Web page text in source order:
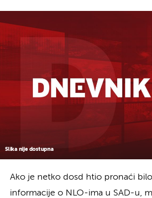
Slika nije dostupna
Ako je netko dosd htio pronaći
informacije o NLO-ima u SAD-u,